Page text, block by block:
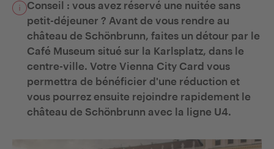
Conseil : vous avez réservé une nuitée sans
petit-déjeuner ? Avant de vous rendre au
château de Schönbrunn, faites un détour par le
Café Museum situé sur la Karlsplatz, dans le
centre-ville. Votre Vienna City Card vous
permettra de bénéficier d'une réduction et
vous pourrez ensuite rejoindre rapidement le
château de Schönbrunn avec la ligne U4.